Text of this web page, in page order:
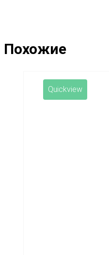
Похожие
Quickview